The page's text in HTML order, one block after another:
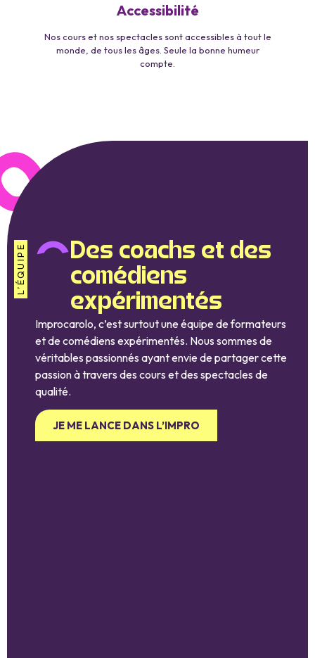
Accessibilité
Nos cours et nos spectacles sont accessibles à tout le
monde, de tous les âges. Seule la bonne humeur
compte.
L’ÉQUIPE
Des coachs et des
comédiens
expérimentés
Improcarolo, c’est surtout une équipe de formateurs
et de comédiens expérimentés. Nous sommes de
véritables passionnés ayant envie de partager cette
passion à travers des cours et des spectacles de
qualité.
JE ME LANCE DANS L’IMPRO